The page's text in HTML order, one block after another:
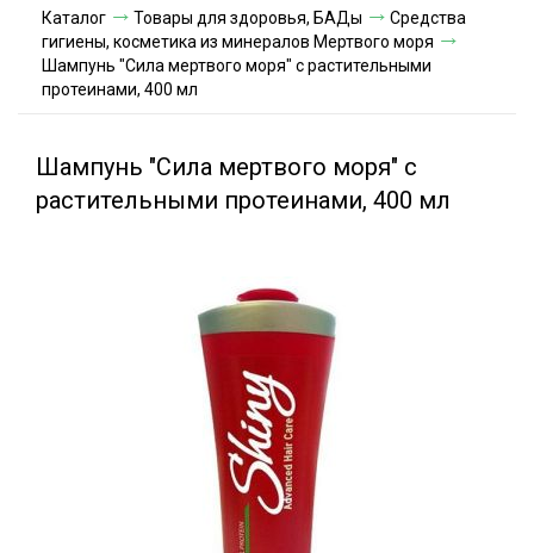
Условия доставки
Условия оплаты
Акции и скидки
Каталог Товары для здоровья, БАДы
Средства
гигиены, косметика из минералов Мертвого моря
Шампунь "Сила мертвого моря" с растительными
протеинами, 400 мл
Шампунь "Сила мертвого моря" с
растительными протеинами, 400 мл